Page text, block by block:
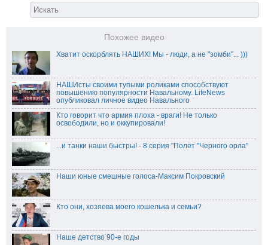
Похожее видео
Хватит оскорблять НАШИХ! Мы - люди, а не "зомби"... )))
НАШИсты своими тупыми роликами способствуют
повышению популярности Навальному. LifeNews
опубликовал личное видео Навального
Кто говорит что армия плоха - враги! Не только
освободили, но и оккупировали!
...и танки наши быстры! - 8 серия "Полет "Черного орла"
Наши юные смешные голоса-Максим Покровский
Кто они, хозяева моего кошелька и семьи?
Наше детство 90-е годы